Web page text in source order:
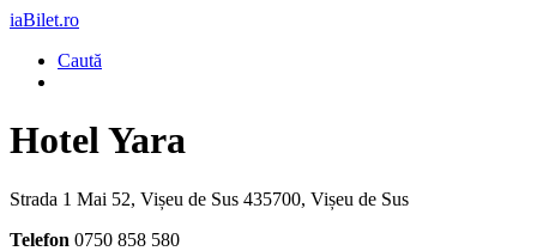
iaBilet.ro
Caută
Hotel Yara
Strada 1 Mai 52, Vișeu de Sus 435700, Vișeu de Sus
Telefon 0750 858 580